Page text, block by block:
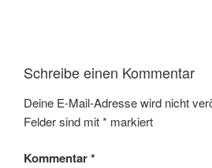
Schreibe einen Kommentar
Deine E-Mail-Adresse wird nicht
Felder sind mit* markiert
Kommentar*